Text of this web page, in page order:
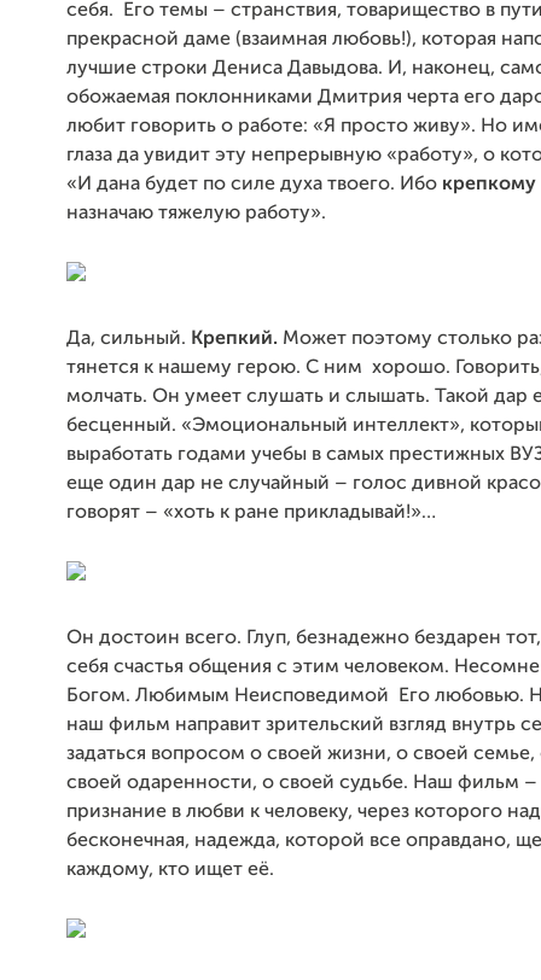
себя. Его темы – странствия, товарищество в
прекрасной даме (взаимная любовь!), которая
лучшие строки Дениса Давыдова. И, наконец,
обожаемая поклонниками Дмитрия черта его
любит говорить о работе: «Я просто живу». Но
глаза да увидит эту непрерывную «работу», о
«И дана будет по силе духа твоего. Ибо крепкому
назначаю тяжелую работу».
Да, сильный. Крепкий. Может поэтому столько
тянется к нашему герою. С ним хорошо.
молчать. Он умеет слушать и слышать. Такой дар
бесценный. «Эмоциональный интеллект»,
выработать годами учебы в самых престижных
еще один дар не случайный – голос дивной
говорят – «хоть к ране прикладывай!»…
Он достоин всего. Глуп, безнадежно бездарен
себя счастья общения с этим человеком.
Богом. Любимым Неисповедимой Его любовью.
наш фильм направит зрительский взгляд внутрь
задаться вопросом о своей жизни, о своей семье,
своей одаренности, о своей судьбе. Наш фильм –
признание в любви к человеку, через которого
бесконечная, надежда, которой все оправдано,
каждому, кто ищет её.